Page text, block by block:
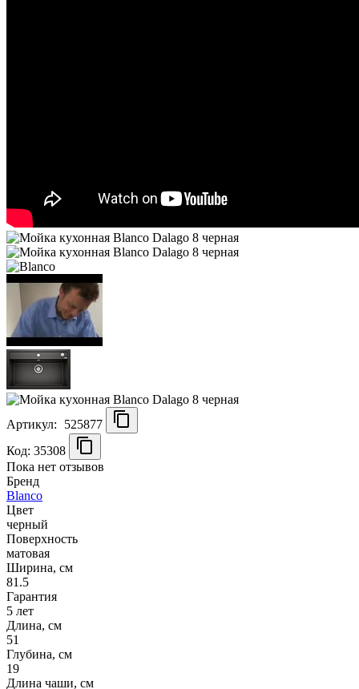
Артикул:
525877
Код: 35308
Пока нет отзывов
Бренд
Blanco
Цвет
черный
Поверхность
матовая
Ширина, см
81.5
Гарантия
5 лет
Длина, см
51
Глубина, см
19
Длина чаши, см